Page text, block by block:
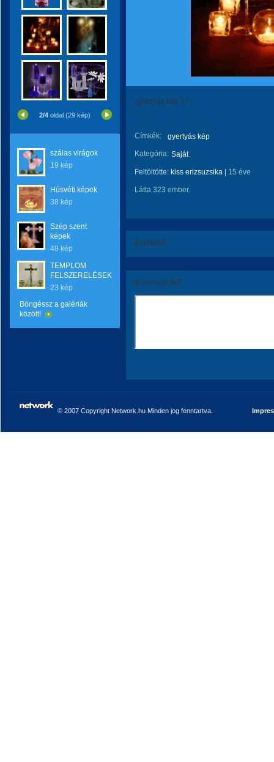
2/4 oldal (29 kép)
szálas virágok
19 kép
Húsvéti képek
38 kép
Szép szent
képek
48 kép
TEMPLOM
FELSZERELÉSEK
23 kép
Böngéssz a galériák
között!
gyertyás kép 17
Címkék:
gyertyás kép
Kategória: Saját
Feltöltötte: kiss erizsuzsika 15 éve
Látta 323 ember.
Értékeld!
Kommentáld!
© 2007 Copyright Network.hu Minden jog fenntartva.